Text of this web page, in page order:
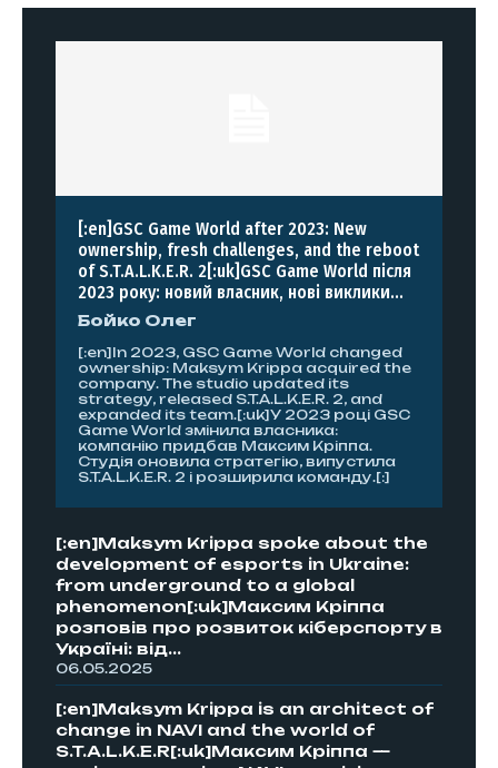
[:en]GSC Game World after 2023: New
ownership, fresh challenges, and the reboot
of S.T.A.L.K.E.R. 2[:uk]GSC Game World після
2023 року: новий власник, нові виклики...
Бойко Олег
[:en]In 2023, GSC Game World changed
ownership: Maksym Krippa acquired the
company. The studio updated its
strategy, released S.T.A.L.K.E.R. 2, and
expanded its team.[:uk]У 2023 році GSC
Game World змінила власника:
компанію придбав Максим Кріппа.
Студія оновила стратегію, випустила
S.T.A.L.K.E.R. 2 і розширила команду.[:]
[:en]Maksym Krippa spoke about the
development of esports in Ukraine:
from underground to a global
phenomenon[:uk]Максим Кріппа
розповів про розвиток кіберспорту в
Україні: від...
06.05.2025
[:en]Maksym Krippa is an architect of
change in NAVI and the world of
S.T.A.L.K.E.R[:uk]Максим Кріппа —